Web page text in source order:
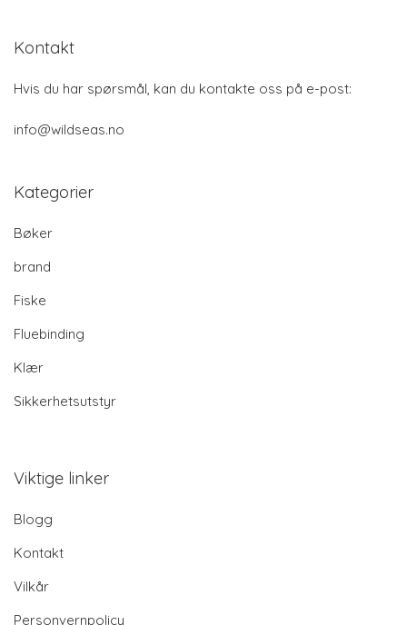
Kontakt
Hvis du har spørsmål, kan du kontakte oss på e-post:
info@wildseas.no
Kategorier
Bøker
brand
Fiske
Fluebinding
Klær
Sikkerhetsutstyr
Viktige linker
Blogg
Kontakt
Vilkår
Personvernpolicy